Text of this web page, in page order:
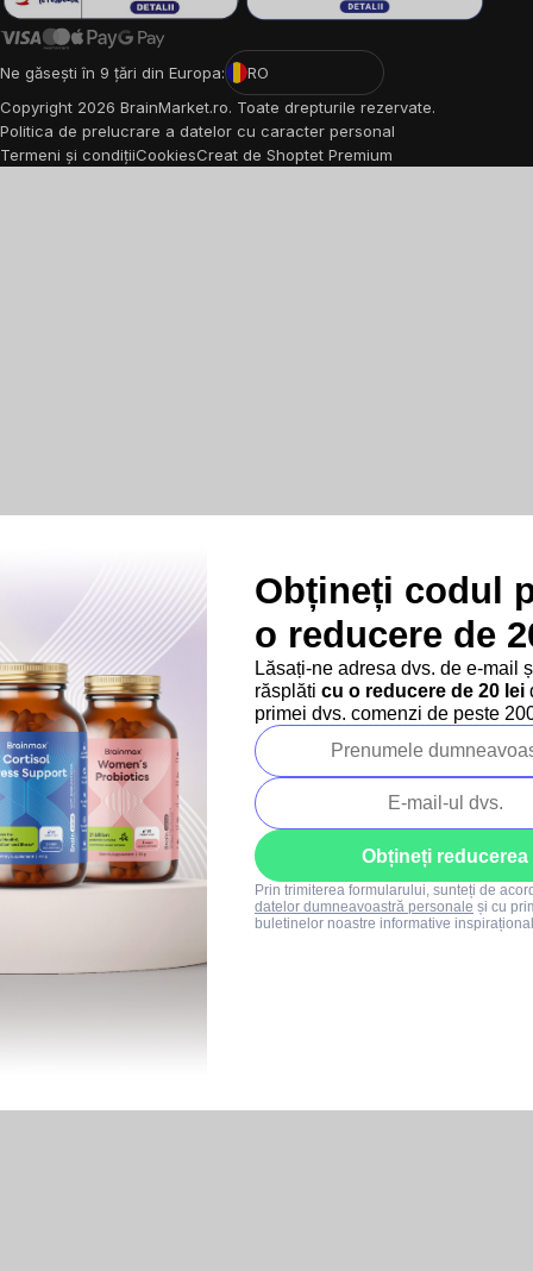
Ne găsești în 9 țări din Europa:
RO
Copyright 2026 BrainMarket.ro. Toate drepturile rezervate.
Politica de prelucrare a datelor cu caracter personal
Termeni și condițiiCookiesCreat de Shoptet Premium
Obțineți codul
o reducere de
Lăsați-ne adresa dvs. de e-mail
răsplăti cu o reducere de 20 lei
primei dvs. comenzi de peste
Obțineți reducerea
Prin trimiterea formularului, sunteți de
datelor dumneavoastră personale și cu
buletinelor noastre informative